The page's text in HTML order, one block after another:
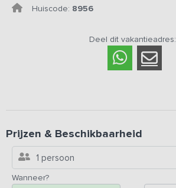
Huiscode: 8956
Deel dit vakantieadres:
Prijzen & Beschikbaarheid
1 persoon
Wanneer?